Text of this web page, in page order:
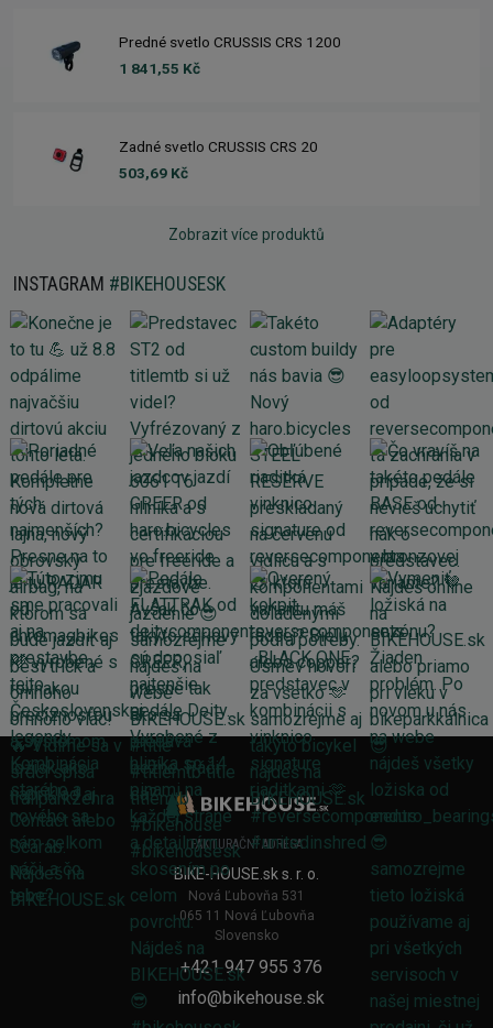
Predné svetlo CRUSSIS CRS 1200
1 841,55 Kč
Zadné svetlo CRUSSIS CRS 20
503,69 Kč
Zobrazit více produktů
INSTAGRAM #BIKEHOUSESK
FAKTURAČNÍ ADRESA
BIKE-HOUSE.sk s. r. o.
Nová Ľubovňa 531
065 11 Nová Ľubovňa
Slovensko
+421 947 955 376
info@bikehouse.sk